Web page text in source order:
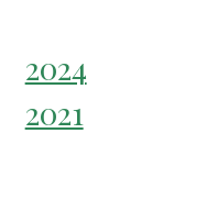
2024
2021